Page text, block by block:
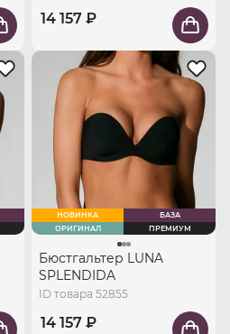
14 157 ₽
НОВИНКА
БАЗА
ОРИГИНАЛ
ПРЕМИУМ
Бюстгальтер LUNA
SPLENDIDA
ID товара 52855
14 157 ₽